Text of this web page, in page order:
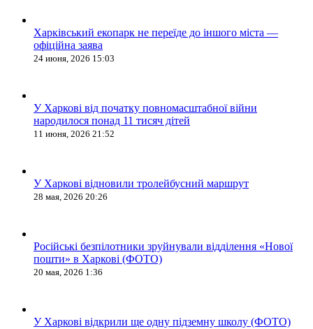
Харківський екопарк не переїде до іншого міста —
офіційна заява
24 июня, 2026 15:03
У Харкові від початку повномасштабної війни
народилося понад 11 тисяч дітей
11 июня, 2026 21:52
У Харкові відновили тролейбусний маршрут
28 мая, 2026 20:26
Російські безпілотники зруйнували відділення «Нової
пошти» в Харкові (ФОТО)
20 мая, 2026 1:36
У Харкові відкрили ще одну підземну школу (ФОТО)